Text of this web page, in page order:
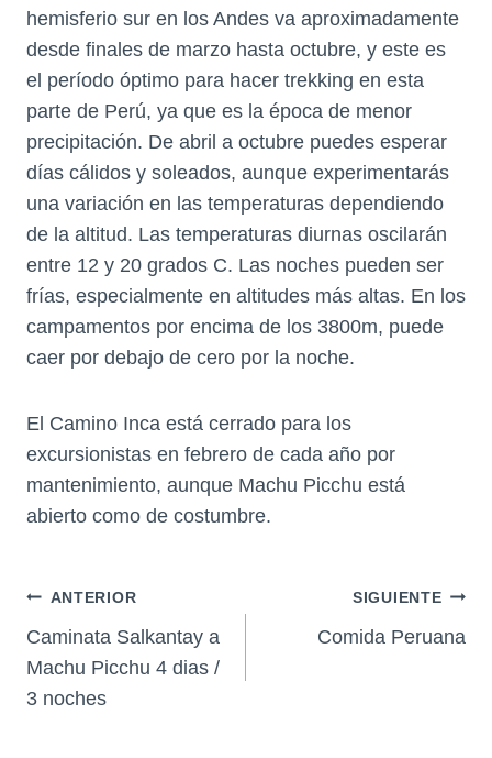
hemisferio sur en los Andes va aproximadamente
desde finales de marzo hasta octubre, y este es
el período óptimo para hacer trekking en esta
parte de Perú, ya que es la época de menor
precipitación. De abril a octubre puedes esperar
días cálidos y soleados, aunque experimentarás
una variación en las temperaturas dependiendo
de la altitud. Las temperaturas diurnas oscilarán
entre 12 y 20 grados C. Las noches pueden ser
frías, especialmente en altitudes más altas. En los
campamentos por encima de los 3800m, puede
caer por debajo de cero por la noche.
El Camino Inca está cerrado para los
excursionistas en febrero de cada año por
mantenimiento, aunque Machu Picchu está
abierto como de costumbre.
Navegación
de
entradas
ANTERIOR
Caminata Salkantay a
Machu Picchu 4 dias /
3 noches
SIGUIENTE
Comida Peruana